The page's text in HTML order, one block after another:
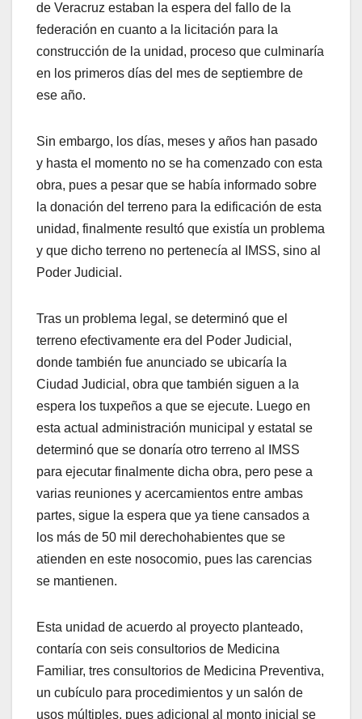
de Veracruz estaban la espera del fallo de la
federación en cuanto a la licitación para la
construcción de la unidad, proceso que culminaría
en los primeros días del mes de septiembre de
ese año.
Sin embargo, los días, meses y años han pasado
y hasta el momento no se ha comenzado con esta
obra, pues a pesar que se había informado sobre
la donación del terreno para la edificación de esta
unidad, finalmente resultó que existía un problema
y que dicho terreno no pertenecía al IMSS, sino al
Poder Judicial.
Tras un problema legal, se determinó que el
terreno efectivamente era del Poder Judicial,
donde también fue anunciado se ubicaría la
Ciudad Judicial, obra que también siguen a la
espera los tuxpeños a que se ejecute. Luego en
esta actual administración municipal y estatal se
determinó que se donaría otro terreno al IMSS
para ejecutar finalmente dicha obra, pero pese a
varias reuniones y acercamientos entre ambas
partes, sigue la espera que ya tiene cansados a
los más de 50 mil derechohabientes que se
atienden en este nosocomio, pues las carencias
se mantienen.
Esta unidad de acuerdo al proyecto planteado,
contaría con seis consultorios de Medicina
Familiar, tres consultorios de Medicina Preventiva,
un cubículo para procedimientos y un salón de
usos múltiples, pues adicional al monto inicial se